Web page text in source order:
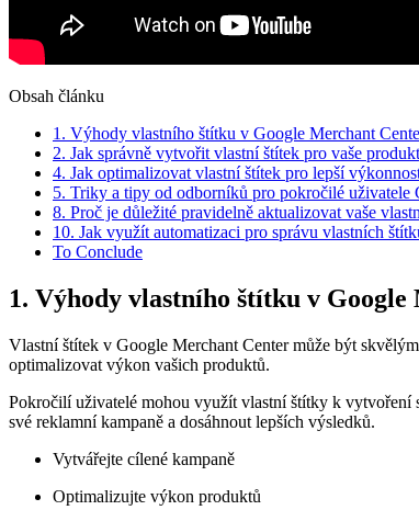
Obsah článku
1. Výhody vlastního štítku v Google Merchant
2. Jak správně vytvořit vlastní štítek pro vaše
4. Jak optimalizovat vlastní štítek pro lepší
5. Triky a tipy od odborníků pro pokročilé uživatele
8. Proč je důležité pravidelně aktualizovat vaše
10. Jak využít automatizaci pro správu vlastních
To Conclude
1. Výhody vlastního štítku v
Vlastní štítek v Google Merchant Center může být
optimalizovat výkon vašich produktů.
Pokročilí uživatelé mohou využít vlastní štítky k vytvoření
své reklamní kampaně a dosáhnout lepších výsledků.
Vytvářejte cílené kampaně
Optimalizujte výkon produktů